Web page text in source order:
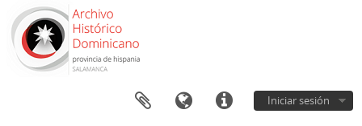
Iniciar sesión